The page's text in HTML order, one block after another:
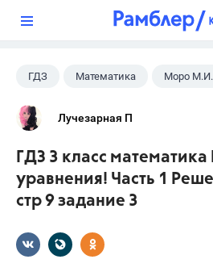
ГДЗ Математика Моро М.И.
Лучезарная П
ГДЗ 3 класс
уравнения! Часть 1
стр 9 задание 3